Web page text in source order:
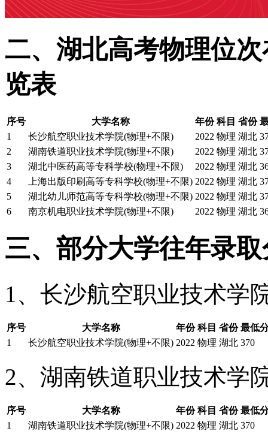
二、湖北高考物理位
览表
序号 大学名称 年份 科目 省份
1
长沙航空职业技术学院(物理+不限) 2022 物理 湖北
2
湖南铁道职业技术学院(物理+不限) 2022 物理 湖北
3
湖北中医药高等专科学校(物理+不限) 2022 物理 湖北
4
上海出版印刷高等专科学校(物理+不限) 2022 物理 湖北
5
湖北幼儿师范高等专科学校(物理+不限) 2022 物理 湖北
6
南京机电职业技术学院(物理+不限) 2022 物理 湖北
三、部分大学往年录
1、长沙航空职业技术学
序号 大学名称 年份 科目 省份 最低
1
长沙航空职业技术学院(物理+不限) 2022 物理 湖北 370
2、湖南铁道职业技术学
序号 大学名称 年份 科目 省份 最低
1
湖南铁道职业技术学院(物理+不限) 2022 物理 湖北 370